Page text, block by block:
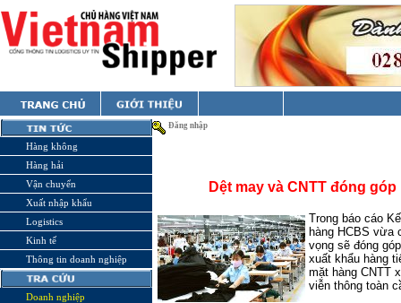
Hàng không
Hàng hải
Vận chuyển
Xuất nhập khẩu
Logistics
Kinh tế
Thông tin doanh nghiệp
Doanh nghiệp
Đăng nhập
Dệt may và CNTT đóng
Trong báo cáo
hàng HCBS vừa
vọng sẽ đóng
xuất khẩu hàng
mặt hàng CNTT
viễn thông toàn